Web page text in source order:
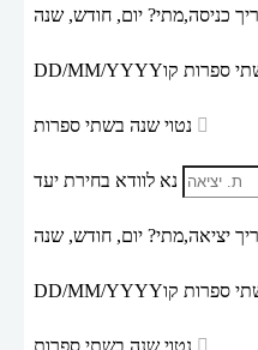
כניסה,מתי? יום, חודש, שנה
DD/MM/YYYYספרות קו
נא לוודא בחירת יעד
יציאה,מתי? יום, חודש, שנה
DD/MM/YYYYספרות קו